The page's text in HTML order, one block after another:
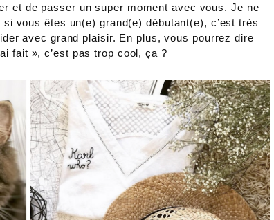
et de passer un super moment avec vous. Je ne
vous êtes un(e) grand(e) débutant(e), c’est très
avec grand plaisir. En plus, vous pourrez dire
fait », c’est pas trop cool, ça ?